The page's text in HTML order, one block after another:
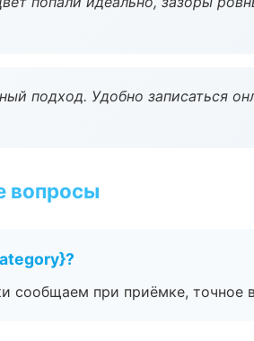
подход. Удобно записаться
вопросы
сообщаем при приёмке, точное